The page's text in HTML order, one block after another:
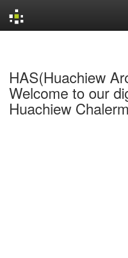
HAS(Huachiew
Welcome to our
Huachiew